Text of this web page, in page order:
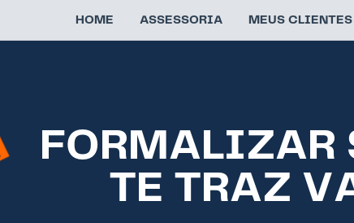
HOME ASSESSORIA MEUS CLIENTES
FORMALIZAR
TE TRAZ